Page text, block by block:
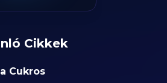
Cikkek
Cukros